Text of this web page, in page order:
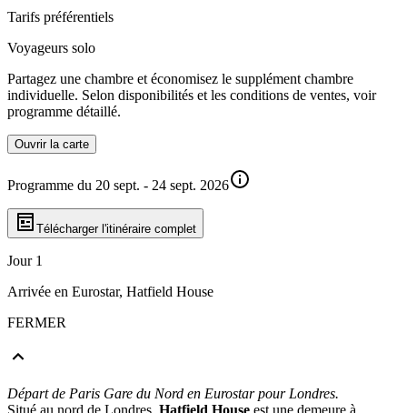
Tarifs préférentiels
Voyageurs solo
Partagez une chambre et économisez le supplément chambre
individuelle. Selon disponibilités et les conditions de ventes, voir
programme détaillé.
Ouvrir la carte
Programme du 20 sept. - 24 sept. 2026
Télécharger l'itinéraire complet
Jour 1
Arrivée en Eurostar, Hatfield House
FERMER
Départ de Paris Gare du Nord en Eurostar pour Londres.
Situé au nord de Londres, Hatfield House est une demeure à